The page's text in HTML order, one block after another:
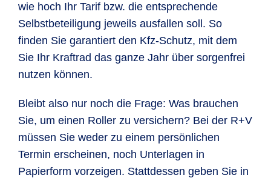
wie hoch Ihr Tarif bzw. die entsprechende
Selbstbeteiligung jeweils ausfallen soll. So
finden Sie garantiert den Kfz-Schutz, mit dem
Sie Ihr Kraftrad das ganze Jahr über sorgenfrei
nutzen können.
Bleibt also nur noch die Frage: Was brauchen
Sie, um einen Roller zu versichern? Bei der R+V
müssen Sie weder zu einem persönlichen
Termin erscheinen, noch Unterlagen in
Papierform vorzeigen. Stattdessen geben Sie in